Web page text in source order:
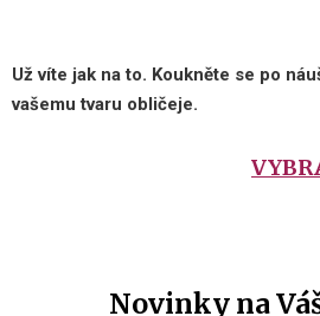
Už víte jak na to. Koukněte se po
vašemu tvaru obličeje.
Novinky na